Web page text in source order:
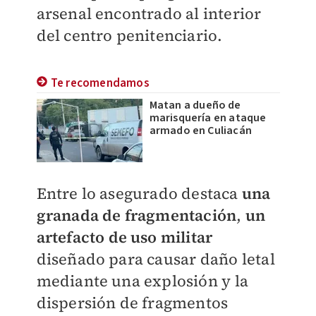
arsenal encontrado al interior
del centro penitenciario.
Te recomendamos
Matan a dueño de
marisquería en ataque
armado en Culiacán
Entre lo asegurado destaca una
granada de fragmentación, un
artefacto de uso militar
diseñado para causar daño letal
mediante una explosión y la
dispersión de fragmentos